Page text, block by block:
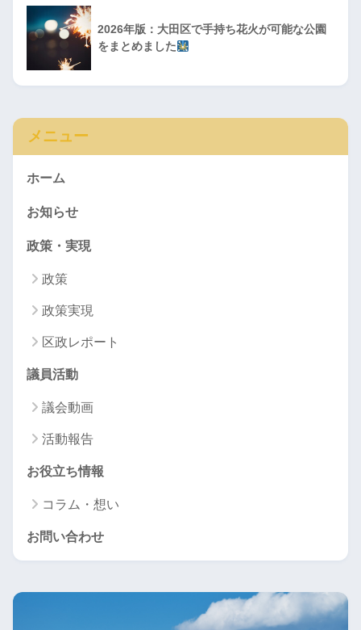
2026年版：大田区で手持ち花火が可能な公園
をまとめました
メニュー
ホーム
お知らせ
政策・実現
政策
政策実現
区政レポート
議員活動
議会動画
活動報告
お役立ち情報
コラム・想い
お問い合わせ